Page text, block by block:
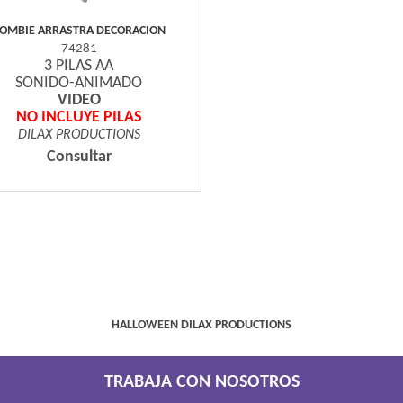
ARRASTRA DECORACION
74281
3 PILAS AA
SONIDO-ANIMADO
VIDEO
NO INCLUYE PILAS
DILAX PRODUCTIONS
Consultar
HALLOWEEN DILAX PRODUCTIONS
TRABAJA CON NOSOTROS